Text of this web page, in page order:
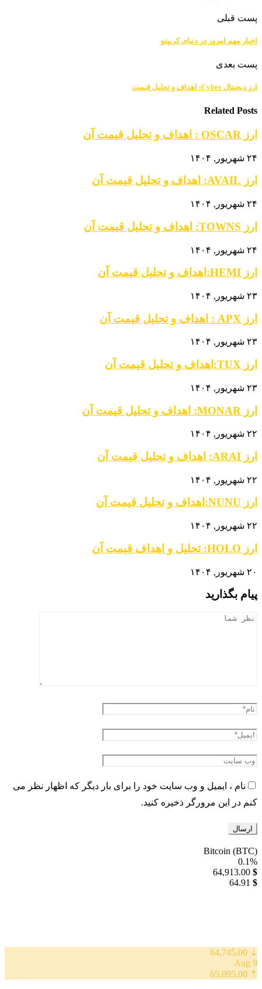
پست قبلی
اخبار مهم امروز در دنیای کریپتو
پست بعدی
ارز دیجیتال Cyber: اهداف و تحلیل قیمت
Related Posts
ارز OSCAR : اهداف و تحلیل قیمت آن
۲۴ شهریور, ۱۴۰۴
ارز AVAIL: اهداف و تحلیل قیمت آن
۲۴ شهریور, ۱۴۰۴
ارز TOWNS: اهداف و تحلیل قیمت آن
۲۴ شهریور, ۱۴۰۴
ارز HEMI:اهداف و تحلیل قیمت آن
۲۳ شهریور, ۱۴۰۴
ارز APX : اهداف و تحلیل قیمت آن
۲۳ شهریور, ۱۴۰۴
ارز TUX:اهداف و تحلیل قیمت آن
۲۳ شهریور, ۱۴۰۴
ارز MONAR: اهداف و تحلیل قیمت آن
۲۲ شهریور, ۱۴۰۴
ارز ARAI: اهداف و تحلیل قیمت آن
۲۲ شهریور, ۱۴۰۴
ارز NUNU:اهداف و تحلیل قیمت آن
۲۲ شهریور, ۱۴۰۴
ارز HOLO: تحلیل و اهداف قیمت آن
۲۰ شهریور, ۱۴۰۴
پیام بگذارید
نام ، ایمیل و وب سایت خود را برای بار دیگر که اظهار نظر می
کنم در این مرورگر ذخیره کنید.
Bitcoin (BTC)
0.1%
$
64,913.00
$
64.91
⇣ 64,745.00
9 Aug
⇡ 65,095.00